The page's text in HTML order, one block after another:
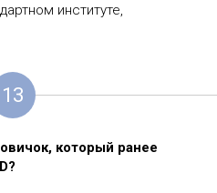
институте,
13
который ранее